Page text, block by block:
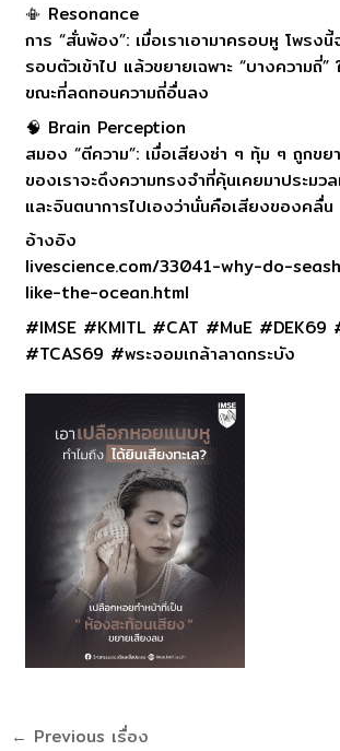
📳 Resonance
การ “สั่นพ้อง”: เมื่อเราเอามาครอบหู โพรง
รอบตัวเข้าไป แล้วขยายเฉพาะ “บางความถี่
ขณะที่ลดทอนความถี่อื่นลง
🧠 Brain Perception
สมอง “ตีความ”: เมื่อเสียงซ่า ๆ ทุ้ม ๆ ถูกข
ของเราจะดึงความทรงจำที่คุ้นเคยมาประมว
และจินตนาการไปเองว่านั่นคือเสียงของคลื่น
อ้างอิง
livescience.com/33041-why-do-
like-the-ocean.html
#IMSE #KMITL #CAT #MuE #DEK69
#TCAS69 #พระจอมเกล้าลาดกระบัง
← Previous เรื่อง